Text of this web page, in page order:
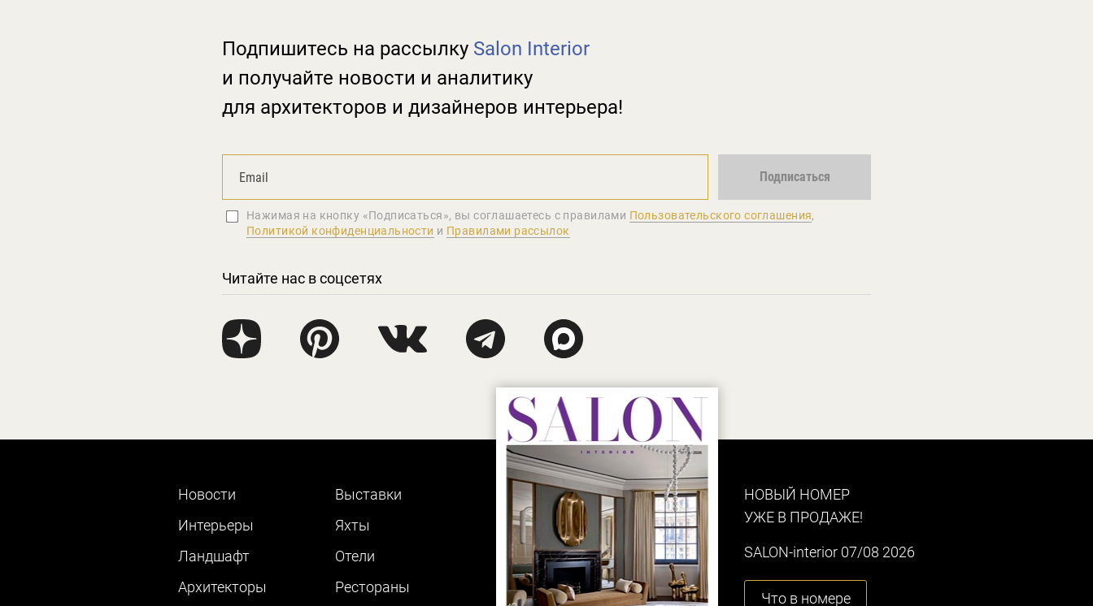
Подпишитесь на рассылку Salon Interior
и получайте новости и аналитику
для архитекторов и дизайнеров интерьера!
Подписаться
Нажимая на кнопку «Подписаться», вы соглашаетеcь с правилами Пользовательского соглашения,
Политикой конфиденциальности и Правилами рассылок
Читайте нас в соцсетях
Новости
Интерьеры
Ландшафт
Архитекторы
Выставки
Яхты
Отели
Рестораны
НОВЫЙ НОМЕР
УЖЕ В ПРОДАЖЕ!
SALON-interior 07/08 2026
Что в номере